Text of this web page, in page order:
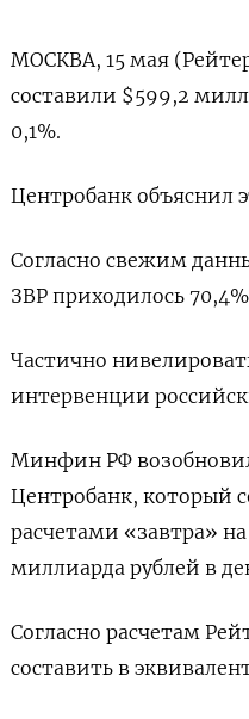
МОСКВА, 15 мая
составили $599,2
0,1%.
Центробанк объяснил
Согласно свежим
ЗВР приходилось
Частично
интервенции
Минфин РФ
Центробанк, который
расчетами «завтра»
миллиарда рублей в
Согласно расчетам
составить в